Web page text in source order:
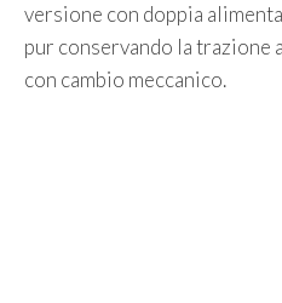
versione con doppia
pur conservando la trazione
con cambio meccanico.